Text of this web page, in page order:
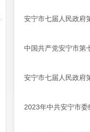
安宁市七届人民政府
中国共产党安宁市第
安宁市七届人民政府
2023年中共安宁市